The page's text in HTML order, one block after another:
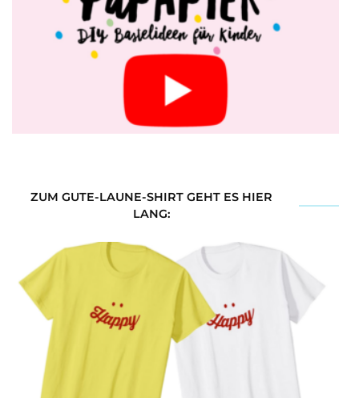
ZUM GUTE-LAUNE-SHIRT GEHT ES HIER
LANG: